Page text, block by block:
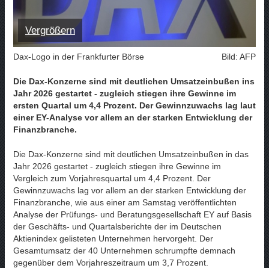
Vergrößern
Dax-Logo in der Frankfurter Börse Bild: AFP
Die Dax-Konzerne sind mit deutlichen Umsatzeinbußen ins
Jahr 2026 gestartet - zugleich stiegen ihre Gewinne im
ersten Quartal um 4,4 Prozent. Der Gewinnzuwachs lag laut
einer EY-Analyse vor allem an der starken Entwicklung der
Finanzbranche.
Die Dax-Konzerne sind mit deutlichen Umsatzeinbußen in das
Jahr 2026 gestartet - zugleich stiegen ihre Gewinne im
Vergleich zum Vorjahresquartal um 4,4 Prozent. Der
Gewinnzuwachs lag vor allem an der starken Entwicklung der
Finanzbranche, wie aus einer am Samstag veröffentlichten
Analyse der Prüfungs- und Beratungsgesellschaft EY auf Basis
der Geschäfts- und Quartalsberichte der im Deutschen
Aktienindex gelisteten Unternehmen hervorgeht. Der
Gesamtumsatz der 40 Unternehmen schrumpfte demnach
gegenüber dem Vorjahreszeitraum um 3,7 Prozent.